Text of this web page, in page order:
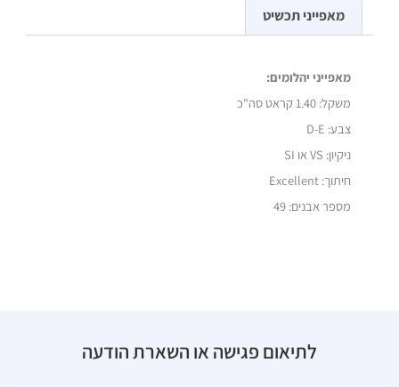
מאפייני תכשיט
מאפייני יהלומים:
משקל: 1.40
קראט סה"כ
צבע: D-E
ניקיון: VS או SI
חיתוך: Excellent
מספר אבנים: 49
לתיאום פגישה או השארת הודעה